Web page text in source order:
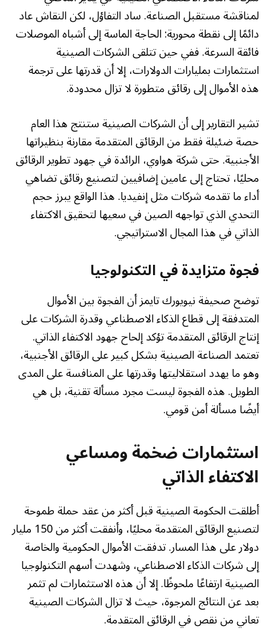
لمناقشة مستقبل الصناعة. ساد التفاؤل، لكن النقاش عاد
دائمًا إلى نقطة محورية: الحاجة الماسة إلى أشباه الموصلات
فائقة السرعة. ففي حين تتلقى الشركات الصينية
استثمارات بمليارات الدولارات، إلا أن قدرتها على ترجمة
هذه الأموال إلى رقائق متطورة لا تزال محدودة.
تشير التقارير إلى أن الشركات الصينية ستنتج هذا العام
حصة ضئيلة فقط من الرقائق المتقدمة مقارنة بنظيراتها
الأجنبية. حتى شركة هواوي، الرائدة في جهود تطوير الرقائق
محليًا، تحتاج إلى عامين إضافيين لتصنيع رقائق تضاهي
أداء ما تقدمه شركات مثل إنفيديا. هذا الواقع يبرز حجم
التحدي الذي تواجهه الصين في سعيها لتحقيق الاكتفاء
الذاتي في هذا المجال الاستراتيجي.
فجوة متزايدة في التكنولوجيا
توضح صحيفة نيويورك تايمز أن الفجوة بين الأموال
المتدفقة إلى قطاع الذكاء الاصطناعي وقدرة الشركات على
إنتاج الرقائق المتقدمة تؤكد إلحاح جهود الاكتفاء الذاتي.
تعتمد الصناعة الصينية بشكل كبير على الرقائق الأجنبية،
وهو ما يهدد استقلاليتها وقدرتها على المنافسة على المدى
الطويل. هذه الفجوة ليست مجرد مسألة تقنية، بل هي
أيضًا مسألة أمن قومي.
استثمارات ضخمة ومساعي
الاكتفاء الذاتي
أطلقت الحكومة الصينية قبل أكثر من عقد حملة طموحة
لتصنيع الرقائق المتقدمة محليًا، وأنفقت أكثر من 150 مليار
دولار على هذا المسار. تدفقت الأموال الحكومية والخاصة
إلى شركات الذكاء الاصطناعي، وشهدت أسهم التكنولوجيا
الصينية ارتفاعًا ملحوظًا. إلا أن هذه الاستثمارات لم تثمر
بعد عن النتائج المرجوة، حيث لا تزال الشركات الصينية
تعاني من نقص في الرقائق المتقدمة.